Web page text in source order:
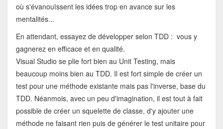
où s'évanouïssent les idées trop en avance sur les
mentalités...
En attendant, essayez de développer selon TDD : vous y
gagnerez en efficace et en qualité.
Visual Studio se plie fort bien au Unit Testing, mais
beaucoup moins bien au TDD. Il est fort simple de créer un
test pour une méthode existante mais pas l'inverse, base du
TDD. Néanmois, avec un peu d'imagination, il est tout à fait
possible de créer un squelette de classe, d'y ajouter une
méthode ne faisant rien puis de générer le test unitaire pour